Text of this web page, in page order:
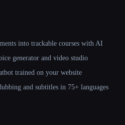
into trackable courses with AI
generator and video studio
trained on your website
and subtitles in 75+ languages